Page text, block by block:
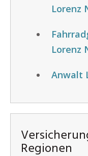
Lorenz
Lorenz
Anwalt
Regionen